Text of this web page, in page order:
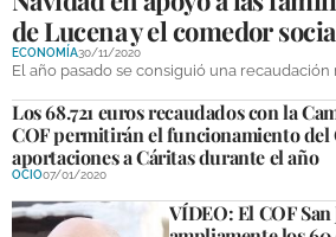
de Lucena y el comedor
ECONOMÍA30/11/2020
El año pasado se consiguió una recaudación
Los 68.721 euros recaudados con la
COF permitirán el funcionamiento del
aportaciones a Cáritas durante el año
OCIO07/01/2020
VÍDEO: El COF